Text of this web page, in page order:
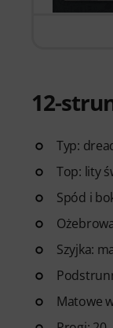
12-
Typ:
Top: lity
Spód i
Szyjka:
Matowe